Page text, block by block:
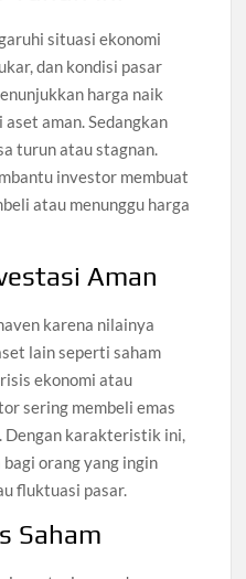
situasi ekonomi
dan kondisi pasar
harga naik
aman. Sedangkan
turun atau stagnan.
investor membuat
atau menunggu harga
Aman
karena nilainya
lain seperti saham
ekonomi atau
sering membeli emas
Dengan karakteristik ini,
orang yang ingin
fluktuasi pasar.
Saham